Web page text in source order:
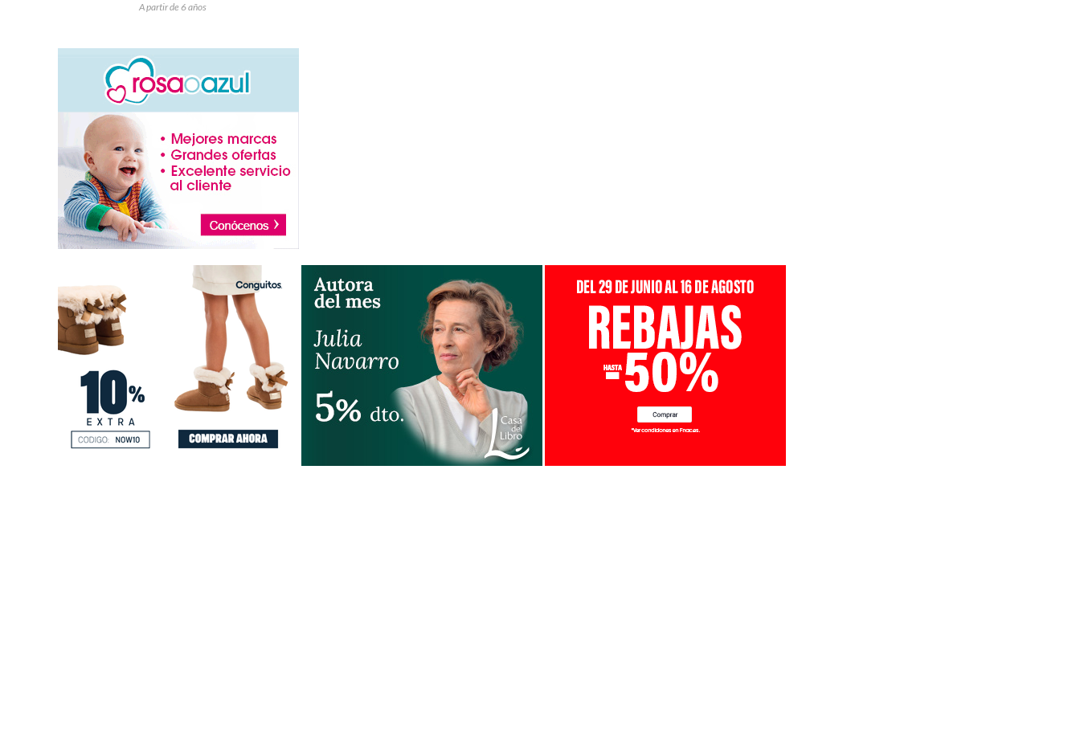
A partir de 6 años